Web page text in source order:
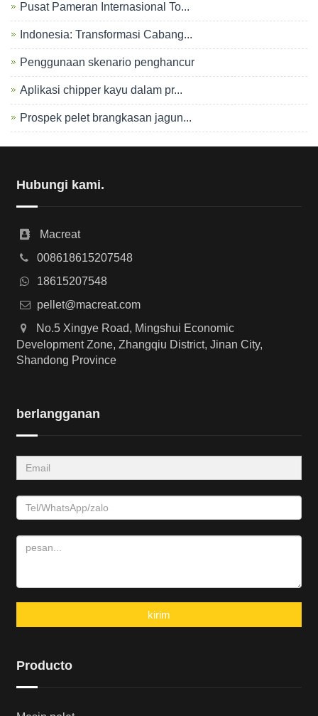
Pusat Pameran Internasional To...
Indonesia: Transformasi Cabang...
Penggunaan skenario penghancur
Aplikasi chipper kayu dalam pr...
Prospek pelet brangkasan jagun...
Hubungi kami.
Macreat
008618615207548
18615207548
pellet@macreat.com
No.5 Xingye Road, Mingshui Economic
Development Zone, Zhangqiu District, Jinan City,
Shandong Province
berlangganan
kirim
Producto